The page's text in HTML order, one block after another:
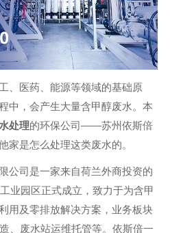
、医药、能源等领域的基础原
中，会产生大量含甲醇废水。本
处理的环保公司——苏州依斯倍
家是怎么处理这类废水的。
公司是一家来自荷兰外商投资的
业园区正式成立，致力于为含甲
用及零排放解决方案，业务板块
、废水站运维托管等。依斯倍一